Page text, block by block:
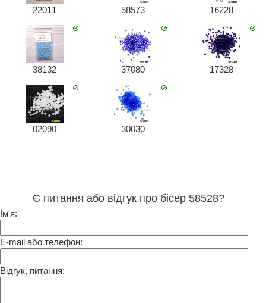
22011 58573 16228
38132 37080 17328
02090 30030
Є питання або відгук про бісер 58528?
Ім'я:
E-mail або телефон:
Відгук, питання: